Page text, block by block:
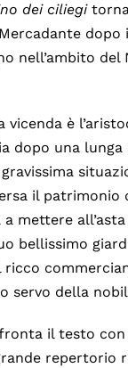
dei ciliegi
dopo
nell’ambito del
vicenda è
dopo una lunga
il patrimonio
mettere all’asta
bellissimo
ricco
servo della
il testo
repertorio